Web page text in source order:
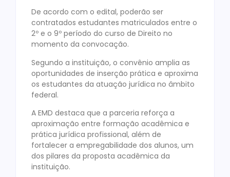
De acordo com o edital, poderão ser
contratados estudantes matriculados entre o
2º e o 9º período do curso de Direito no
momento da convocação.
Segundo a instituição, o convênio amplia as
oportunidades de inserção prática e aproxima
os estudantes da atuação jurídica no âmbito
federal.
A EMD destaca que a parceria reforça a
aproximação entre formação acadêmica e
prática jurídica profissional, além de
fortalecer a empregabilidade dos alunos, um
dos pilares da proposta acadêmica da
instituição.